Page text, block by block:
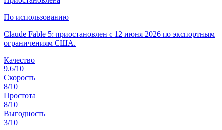
По использованию
Claude Fable 5: приостановлен с 12 июня 2026 по экспортным
ограничениям США.
Качество
9.6/10
Скорость
8/10
Простота
8/10
Выгодность
3/10